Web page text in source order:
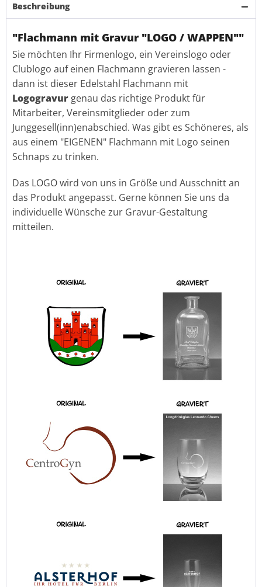
Beschreibung
"Flachmann mit Gravur "LOGO / WAPPEN""
Sie möchten Ihr Firmenlogo, ein Vereinslogo oder
Clublogo auf einen Flachmann gravieren lassen -
dann ist dieser Edelstahl Flachmann mit
Logogravur genau das richtige Produkt für
Mitarbeiter, Vereinsmitglieder oder zum
Junggesell(inn)enabschied. Was gibt es Schöneres, als
aus einem "EIGENEN" Flachmann mit Logo seinen
Schnaps zu trinken.
Das LOGO wird von uns in Größe und Ausschnitt an
das Produkt angepasst. Gerne können Sie uns da
individuelle Wünsche zur Gravur-Gestaltung
mitteilen.